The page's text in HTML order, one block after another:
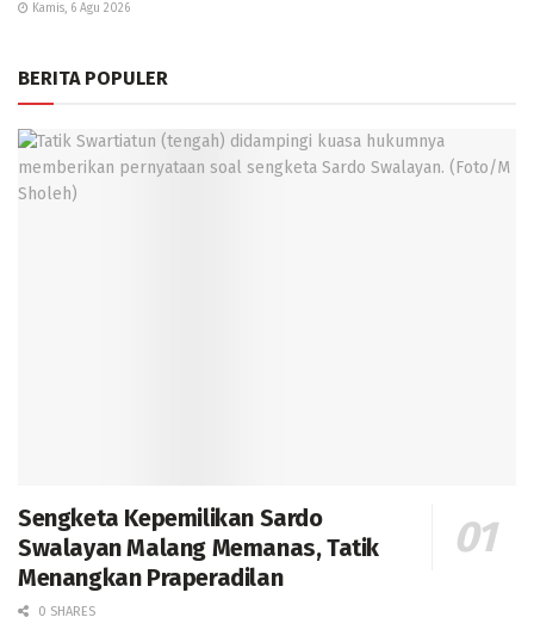
Kamis, 6 Agu 2026
BERITA POPULER
Sengketa Kepemilikan Sardo
Swalayan Malang Memanas, Tatik
Menangkan Praperadilan
0 SHARES